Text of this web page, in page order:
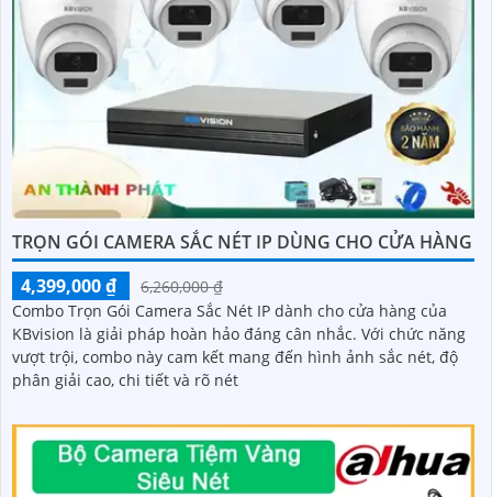
TRỌN GÓI CAMERA SẮC NÉT IP DÙNG CHO CỬA HÀNG
4,399,000 ₫
6,260,000 ₫
Combo Trọn Gói Camera Sắc Nét IP dành cho cửa hàng của
KBvision là giải pháp hoàn hảo đáng cân nhắc. Với chức năng
vượt trội, combo này cam kết mang đến hình ảnh sắc nét, độ
phân giải cao, chi tiết và rõ nét